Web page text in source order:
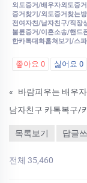
외도증거/배우자외도증
증거찾기/외도증거찾는
전여자친/남자친구/직장
불륜증거/이혼소송/핸드
한카톡대화훔쳐보기/스
좋아요 0 싫어요 0
«
목록보기 답글
전체 35,460